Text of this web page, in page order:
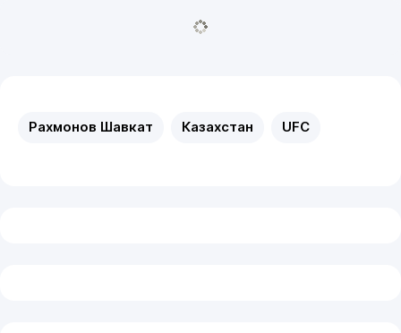
Рахмонов Шавкат Казахстан UFC